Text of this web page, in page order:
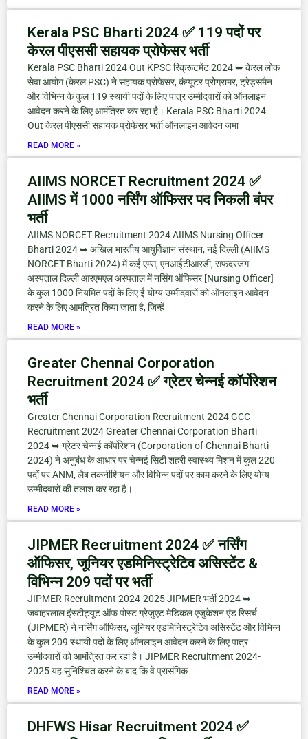
Kerala PSC Bharti 2024 ✅ 119 पदों पर
केरल पीएससी सहायक प्रोफेसर भर्ती
Kerala PSC Bharti 2024 Out KPSC रिक्रूटमेंट 2024 ➥ केरल लोक
सेवा आयोग (केरल PSC) ने सहायक प्रोफेसर, कंप्यूटर प्रोग्रामर, ट्रेड्समैन
और विभिन्न के कुल 119 स्थायी पदों के लिए पात्र उम्मीदवारों को ऑनलाइन
आवेदन करने के लिए आमंत्रित कर रहा है। Kerala PSC Bharti 2024
Out केरल पीएससी सहायक प्रोफेसर भर्ती ऑनलाइन आवेदन जमा
READ MORE »
AIIMS NORCET Recruitment 2024 ✅
AIIMS में 1000 नर्सिंग ऑफिसर पद निकली बंपर
भर्ती
AIIMS NORCET Recruitment 2024 AIIMS Nursing Officer
Bharti 2024 ➥ अखिल भारतीय आयुर्विज्ञान संस्थान, नई दिल्ली (AIIMS
NORCET Bharti 2024) में कई एम्स, एनआईटीआरडी, सफदरजंग
अस्पताल दिल्ली आरएमएल अस्पताल में नर्सिंग ऑफिसर [Nursing Officer]
के कुल 1000 नियमित पदों के लिए ई योग्य उम्मीदवारों को ऑनलाइन आवेदन
करने के लिए आमंत्रित किया जाता है, जिन्हें
READ MORE »
Greater Chennai Corporation
Recruitment 2024 ✅ ग्रेटर चेन्नई कॉर्पोरेशन
भर्ती
Greater Chennai Corporation Recruitment 2024 GCC
Recruitment 2024 Greater Chennai Corporation Bharti
2024 ➥ ग्रेटर चेन्नई कॉर्पोरेशन (Corporation of Chennai Bharti
2024) ने अनुबंध के आधार पर चेन्नई सिटी शहरी स्वास्थ्य मिशन में कुल 220
पदों पर ANM, लैब तकनीशियन और विभिन्न पदों पर काम करने के लिए योग्य
उम्मीदवारों की तलाश कर रहा है।
READ MORE »
JIPMER Recruitment 2024 ✅ नर्सिंग
ऑफिसर, जूनियर एडमिनिस्ट्रेटिव असिस्टेंट &
विभिन्न 209 पदों पर भर्ती
JIPMER Recruitment 2024-2025 JIPMER भर्ती 2024 ➥
जवाहरलाल इंस्टीट्यूट ऑफ पोस्ट ग्रेजुएट मेडिकल एजुकेशन एंड रिसर्च
(JIPMER) ने नर्सिंग ऑफिसर, जूनियर एडमिनिस्ट्रेटिव असिस्टेंट और विभिन्न
के कुल 209 स्थायी पदों के लिए ऑनलाइन आवेदन करने के लिए पात्र
उम्मीदवारों को आमंत्रित कर रहा है। JIPMER Recruitment 2024-
2025 यह सुनिश्चित करने के बाद कि वे प्रासंगिक
READ MORE »
DHFWS Hisar Recruitment 2024 ✅